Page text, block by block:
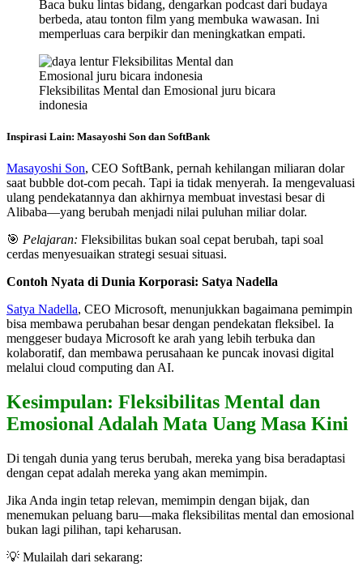
Baca buku lintas bidang, dengarkan podcast dari budaya
berbeda, atau tonton film yang membuka wawasan. Ini
memperluas cara berpikir dan meningkatkan empati.
Fleksibilitas Mental dan Emosional juru bicara
indonesia
Inspirasi Lain: Masayoshi Son dan SoftBank
Masayoshi Son, CEO SoftBank, pernah kehilangan miliaran dolar
saat bubble dot-com pecah. Tapi ia tidak menyerah. Ia mengevaluasi
ulang pendekatannya dan akhirnya membuat investasi besar di
Alibaba—yang berubah menjadi nilai puluhan miliar dolar.
🎯 Pelajaran: Fleksibilitas bukan soal cepat berubah, tapi soal
cerdas menyesuaikan strategi sesuai situasi.
Contoh Nyata di Dunia Korporasi: Satya Nadella
Satya Nadella, CEO Microsoft, menunjukkan bagaimana pemimpin
bisa membawa perubahan besar dengan pendekatan fleksibel. Ia
menggeser budaya Microsoft ke arah yang lebih terbuka dan
kolaboratif, dan membawa perusahaan ke puncak inovasi digital
melalui cloud computing dan AI.
Kesimpulan: Fleksibilitas Mental dan
Emosional Adalah Mata Uang Masa Kini
Di tengah dunia yang terus berubah, mereka yang bisa beradaptasi
dengan cepat adalah mereka yang akan memimpin.
Jika Anda ingin tetap relevan, memimpin dengan bijak, dan
menemukan peluang baru—maka fleksibilitas mental dan emosional
bukan lagi pilihan, tapi keharusan.
💡 Mulailah dari sekarang: